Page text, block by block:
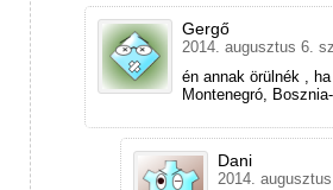
Gergő
2014. augusztus 6.
én annak örülnék ,
Montenegró,
Dani
2014.